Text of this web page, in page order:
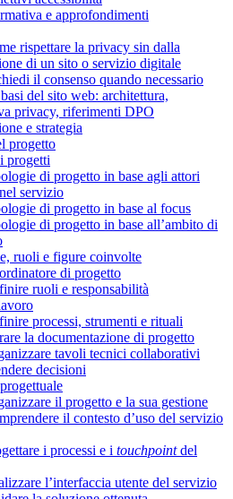
e approfondimenti
rispettare la privacy sin dalla
di un sito o servizio digitale
il consenso quando necessario
del sito web: architettura,
privacy, riferimenti DPO
e strategia
progetto
progetti
di progetto in base agli attori
servizio
di progetto in base al focus
di progetto in base all’ambito di
ruoli e figure coinvolte
di progetto
ruoli e responsabilità
processi, strumenti e rituali
la documentazione di progetto
tavoli tecnici collaborativi
decisioni
il progetto e la sua gestione
il contesto d’uso del servizio
i processi e i touchpointdel
l’interfaccia utente del servizio